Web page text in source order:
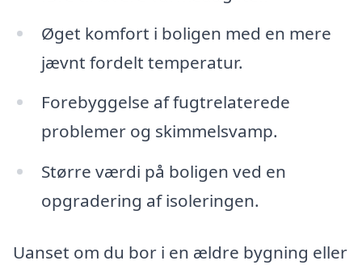
Øget komfort i boligen med en mere
jævnt fordelt temperatur.
Forebyggelse af fugtrelaterede
problemer og skimmelsvamp.
Større værdi på boligen ved en
opgradering af isoleringen.
Uanset om du bor i en ældre bygning eller